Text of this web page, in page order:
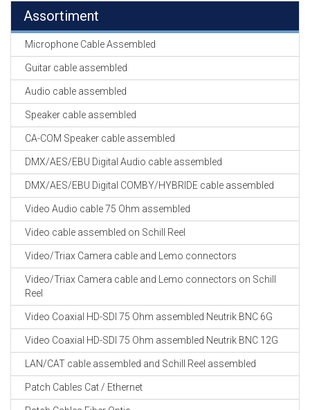
Assortiment
Microphone Cable Assembled
Guitar cable assembled
Audio cable assembled
Speaker cable assembled
CA-COM Speaker cable assembled
DMX/AES/EBU Digital Audio cable assembled
DMX/AES/EBU Digital COMBY/HYBRIDE cable assembled
Video Audio cable 75 Ohm assembled
Video cable assembled on Schill Reel
Video/Triax Camera cable and Lemo connectors
Video/Triax Camera cable and Lemo connectors on Schill
Reel
Video Coaxial HD-SDI 75 Ohm assembled Neutrik BNC 6G
Video Coaxial HD-SDI 75 Ohm assembled Neutrik BNC 12G
LAN/CAT cable assembled and Schill Reel assembled
Patch Cables Cat / Ethernet